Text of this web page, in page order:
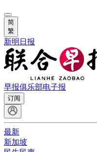
简
繁
新明日报
早报俱乐部电子报
订阅
最新
新加坡